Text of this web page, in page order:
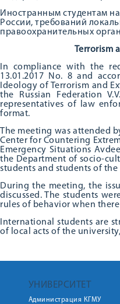
Иностранным студентам
России, требований
правоохранительных
Terrorism
In compliance with the
13.01.2017 No. 8 and
Ideology of Terrorism and
the Russian Federation
representatives of law
format.
The meeting was attended
Center for Countering
Emergency Situations
the Department of socio-
students and students of
During the meeting, the
discussed. The students
rules of behavior when
International students are
of local acts of the
УНИВЕРСИТЕТ
Администрация КГМУ